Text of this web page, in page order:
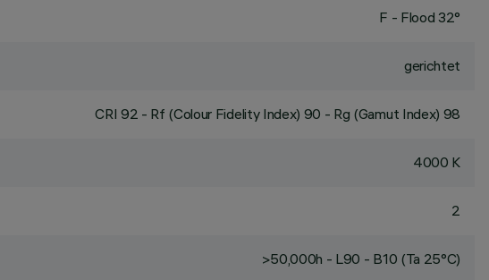
F - Flood 32°
gerichtet
CRI 92 - Rf (Colour Fidelity Index) 90 - Rg (Gamut Index) 98
4000 K
2
>50,000h - L90 - B10 (Ta 25°C)